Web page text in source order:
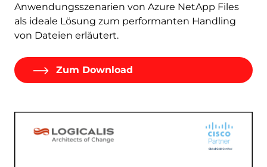
Anwendungsszenarien von Azure NetApp Files
als ideale Lösung zum performanten Handling
von Dateien erläutert.
Zum Download